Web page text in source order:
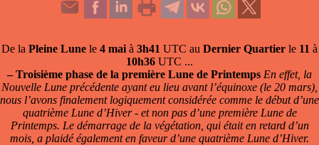
De la Pleine Lune le 4 mai à 3h41 UTC au Dernier Quartier le 11 à
10h36 UTC ...
– Troisième phase de la première Lune de Printemps En effet, la
Nouvelle Lune précédente ayant eu lieu avant l’équinoxe (le 20 mars),
nous l’avons finalement logiquement considérée comme le début d’une
quatrième Lune d’Hiver - et non pas d’une première Lune de
Printemps. Le démarrage de la végétation, qui était en retard d’un
mois, a plaidé également en faveur d’une quatrième Lune d’Hiver.